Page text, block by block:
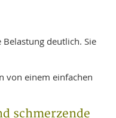
deutlich. Sie
von einem einfachen
schmerzende